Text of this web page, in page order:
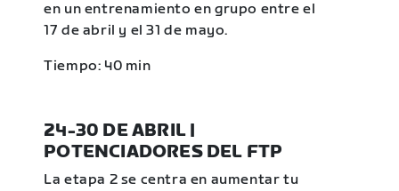
en un entrenamiento en grupo entre el
17 de abril y el 31 de mayo.
Tiempo: 40 min
24-30 DE ABRIL |
POTENCIADORES DEL FTP
La etapa 2 se centra en aumentar tu